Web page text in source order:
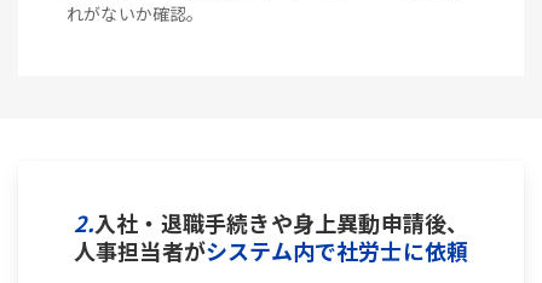
れがないか確認。
2.入社・退職手続きや身上異動申請後、
人事担当者がシステム内で社労士に依頼